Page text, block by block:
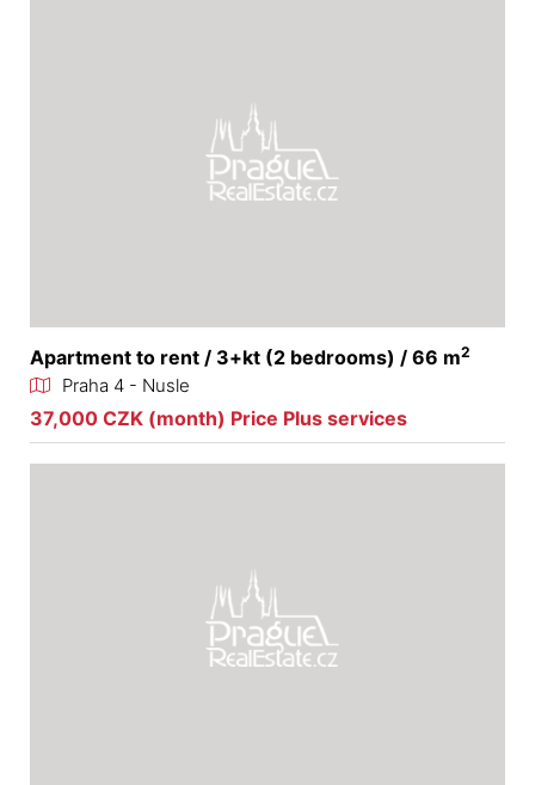
Apartment to rent / 3+kt (2 bedrooms) / 66 m2
Praha 4 - Nusle
37,000 CZK (month) Price Plus services